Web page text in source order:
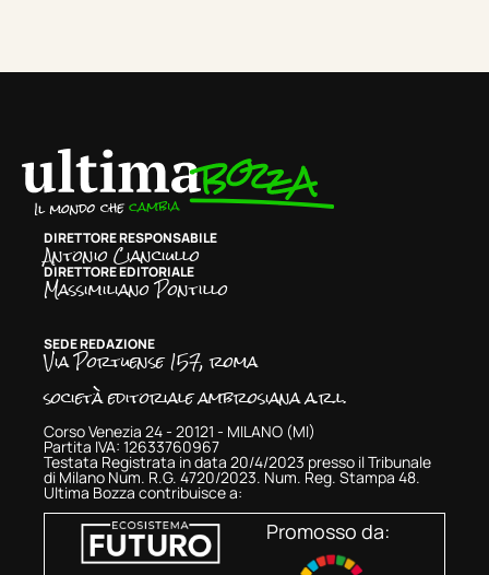
DIRETTORE RESPONSABILE
Antonio Cianciullo
DIRETTORE EDITORIALE
Massimiliano Pontillo
SEDE REDAZIONE
Via Portuense 157, roma
società editoriale ambrosiana a.r.l.
Corso Venezia 24 - 20121 - MILANO (MI)
Partita IVA: 12633760967
Testata Registrata in data 20/4/2023 presso il Tribunale
di Milano Num. R.G. 4720/2023. Num. Reg. Stampa 48.
Ultima Bozza contribuisce a:
Promosso da: